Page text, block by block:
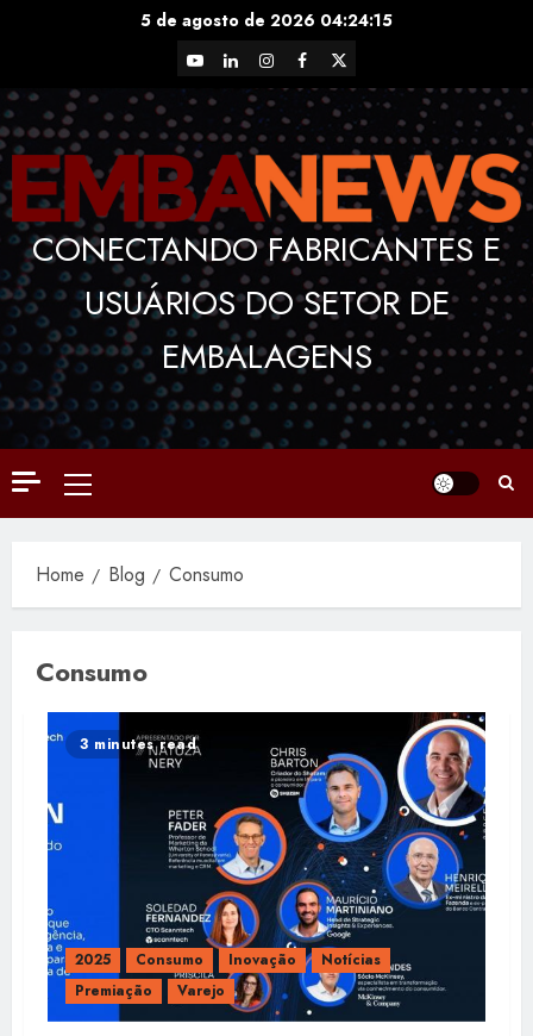
5 de agosto de 2026 04:24:15
YouTubeLinkedInInstagram
Facebook
X
CONECTANDO FABRICANTES E
USUÁRIOS DO SETOR DE
EMBALAGENS
Primary
Menu
Home Blog Consumo
Consumo
3 minutes read
2025 Consumo Inovação
Notícias
Premiação
Varejo